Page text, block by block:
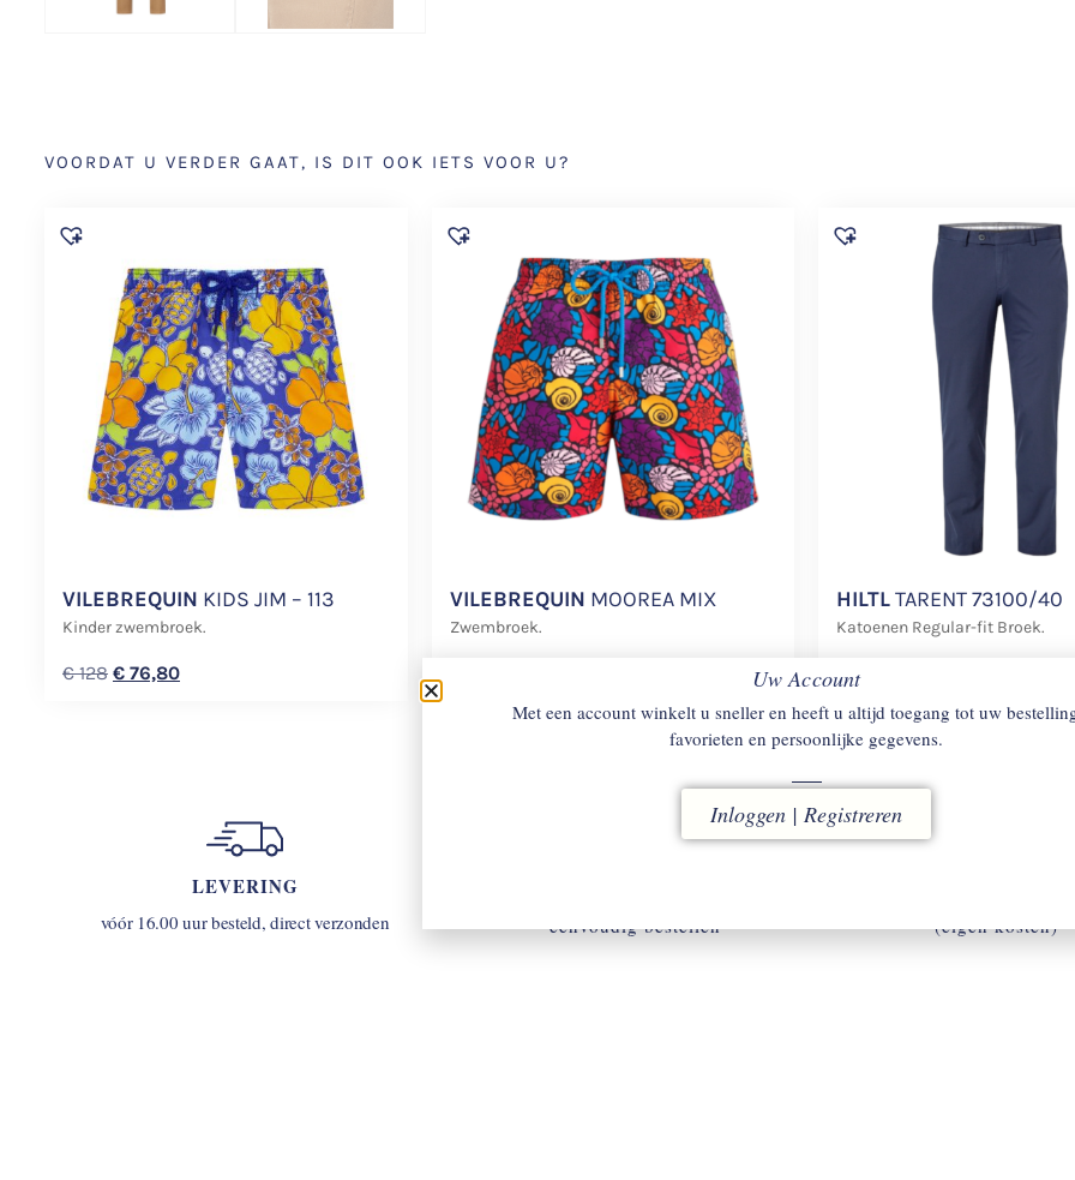
VOORDAT U VERDER GAAT, IS DIT OOK IETS VOOR U?
VILEBREQUIN KIDS JIM – 113
Kinder zwembroek.
€128 € 76,80
VILEBREQUIN MOOREA MIX
Zwembroek.
HILTLTARENT 73100/40
Katoenen Regular-fit Broek.
€198
LEVERING
vóór 16.00 uur besteld, direct verzonden eenvoudig bestellen (eigen kosten)
Uw Account
Met een account winkelt u sneller en heeft u altijd toegang tot uw
favorieten en persoonlijke gegevens.
Inloggen | Registreren